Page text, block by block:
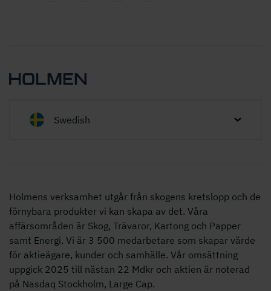
Swedish
Holmens verksamhet utgår från skogens kretslopp och de
förnybara produkter vi kan skapa av det. Våra
affärsområden är Skog, Trävaror, Kartong och Papper
samt Energi. Vi är 3 500 medarbetare som skapar värde
för aktieägare, kunder och samhälle. Vår omsättning
uppgick 2025 till nästan 22 Mdkr och aktien är noterad
på Nasdaq Stockholm, Large Cap.